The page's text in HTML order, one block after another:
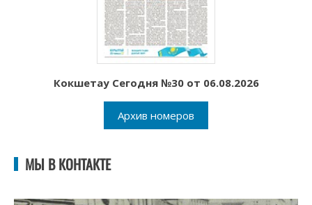
Кокшетау Сегодня №30 от 06.08.2026
Архив номеров
МЫ В КОНТАКТЕ